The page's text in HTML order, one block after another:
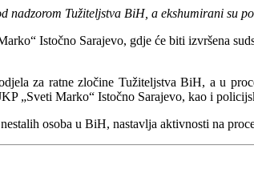
Tužiteljstva BiH, a ekshumirani su
Istočno Sarajevo, gdje će biti izvršena
za ratne zločine Tužiteljstva BiH, a u
„Sveti Marko“ Istočno Sarajevo, kao i
osoba u BiH, nastavlja aktivnosti na